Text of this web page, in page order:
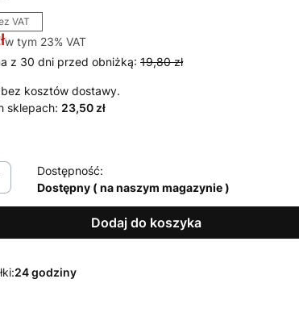
VAT
w tym 23% VAT
w tym 23% VAT
z 30 dni przed obniżką: 19,80 zł
kosztów dostawy.
sklepach: 23,50 zł
Dostępność:
Dostępny ( na naszym magazynie )
Dodaj do koszyka
24 godziny